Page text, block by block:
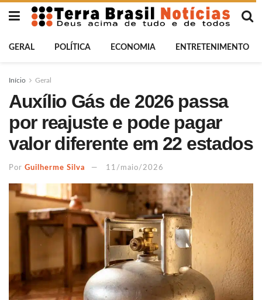
GERAL POLÍTICA ECONOMIA ENTRETENIMENTO
Início Geral
Auxílio Gás de 2026 passa
por reajuste e pode pagar
valor diferente em 22 estados
Por Guilherme Silva 11/maio/2026